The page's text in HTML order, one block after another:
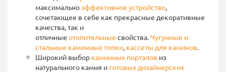
максимальноэффективное устройство,
сочетающее в себе как прекрасные декоративные
качества, так и
отличные отопительные свойства.Чугунные и
стальные каминные топки, кассеты для каминов.
Широкий выбор каминных порталов из
натурального камня и готовых дизайнерских